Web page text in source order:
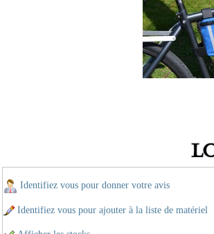
Identifiez vous pour donner votre avis
Identifiez vous pour ajouter à la liste de matériel